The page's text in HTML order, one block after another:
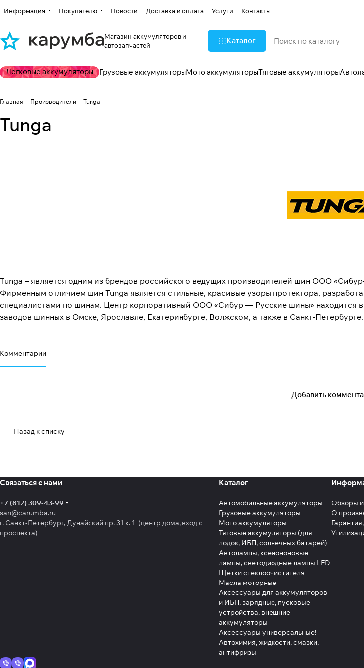
Информация Покупателю Новости Доставка и оплата Услуги Контакты
Магазин аккумуляторов и
автозапчастей
Каталог
Легковые аккумуляторы Грузовые аккумуляторыМото аккумуляторыТяговые аккумуляторы
Главная Производители Tunga
Tunga
Tunga – является одним из брендов российского ведущих производителей шин ООО
Фирменным отличием шин Tunga является стильные, красивые узоры протектора,
специалистами по шинам. Центр корпоративный ООО «Сибур — Русские шины» находится
заводов шинных в Омске, Ярославле, Екатеринбурге, Волжском, а также в Санкт-Петербурге.
Комментарии
Добавить
Назад к списку
Связаться с нами
+7 (812) 309-43-99
san@carumba.ru
г. Санкт-Петербург, Дунайский пр. 31 к. 1 (центр дома, вход с
проспекта)
Каталог
Автомобильные аккумуляторы
Грузовые аккумуляторы
Мото аккумуляторы
Тяговые аккумуляторы (для
лодок, ИБП, солнечных батарей)
Автолампы, ксенононовые
лампы, светодиодные лампы LED
Щетки стеклоочистителя
Масла моторные
Аксессуары для аккумуляторов
и ИБП, зарядные, пусковые
устройства, внешние
аккумуляторы
Аксессуары универсальные!
Автохимия, жидкости, смазки,
антифризы
Обзоры и
О